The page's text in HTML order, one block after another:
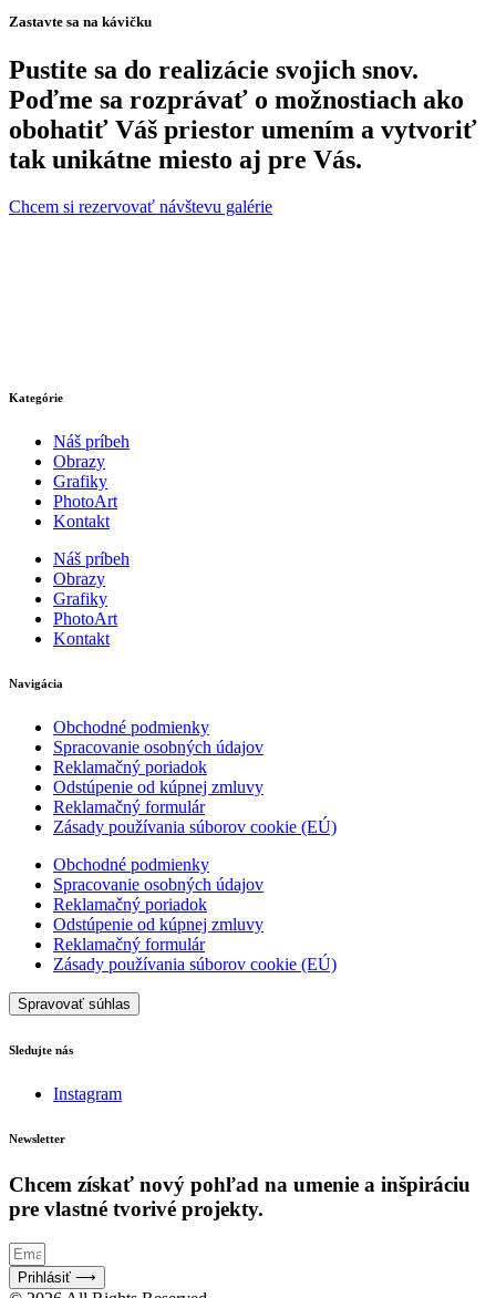
Zastavte sa na kávičku
Pustite sa do realizácie svojich snov.
Poďme sa rozprávať o možnostiach ako
obohatiť Váš priestor umením a vytvoriť
tak unikátne miesto aj pre Vás.
Chcem si rezervovať návštevu galérie
Kategórie
Náš príbeh
Obrazy
Grafiky
PhotoArt
Kontakt
Náš príbeh
Obrazy
Grafiky
PhotoArt
Kontakt
Navigácia
Obchodné podmienky
Spracovanie osobných údajov
Reklamačný poriadok
Odstúpenie od kúpnej zmluvy
Reklamačný formulár
Zásady používania súborov cookie (EÚ)
Obchodné podmienky
Spracovanie osobných údajov
Reklamačný poriadok
Odstúpenie od kúpnej zmluvy
Reklamačný formulár
Zásady používania súborov cookie (EÚ)
Spravovať súhlas
Sledujte nás
Instagram
Newsletter
Chcem získať nový pohľad na umenie a inšpiráciu
pre vlastné tvorivé projekty.
Prihlásiť ⟶